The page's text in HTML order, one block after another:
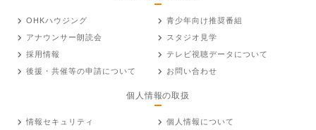
OHKハウジング
青少年向け推奨番組
アナウンサー朗読会
スタジオ見学
採用情報
テレビ視聴データについて
後援・共催等の申請について
お問い合わせ
個人情報の取扱
情報セキュリティ 個人情報について